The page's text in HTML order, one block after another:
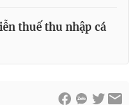
thuế thu nhập cá